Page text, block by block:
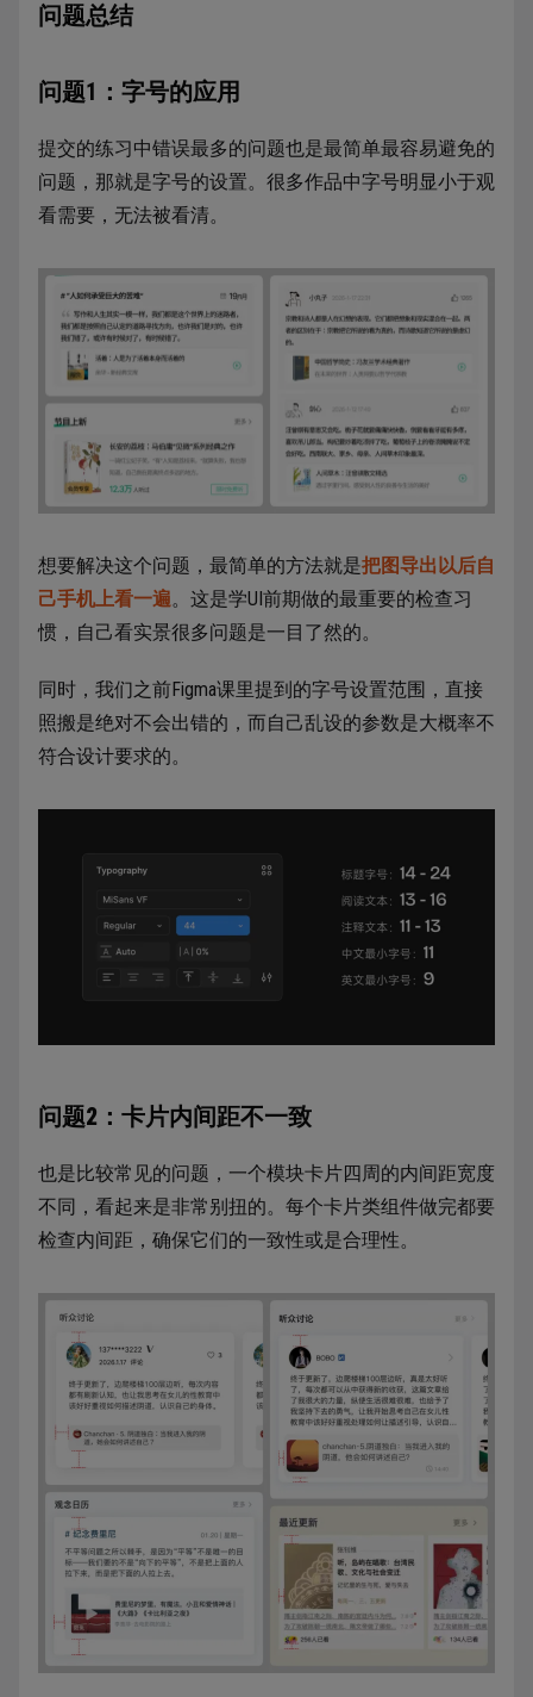
问题总结
问题1：字号的应用
提交的练习中错误最多的问题也是最简单最容易避免的
问题，那就是字号的设置。很多作品中字号明显小于观
看需要，无法被看清。
想要解决这个问题，最简单的方法就是把图导出以后自
己手机上看一遍。这是学UI前期做的最重要的检查习
惯，自己看实景很多问题是一目了然的。
同时，我们之前Figma课里提到的字号设置范围，直接
照搬是绝对不会出错的，而自己乱设的参数是大概率不
符合设计要求的。
问题2：卡片内间距不一致
也是比较常见的问题，一个模块卡片四周的内间距宽度
不同，看起来是非常别扭的。每个卡片类组件做完都要
检查内间距，确保它们的一致性或是合理性。